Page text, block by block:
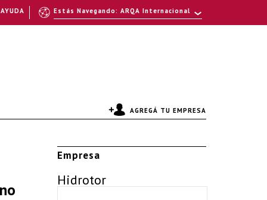
AGREGÁ TU EMPRESA
Empresa
Hidrotor
Estás Navegando: ARQA Internacional
AYUDA